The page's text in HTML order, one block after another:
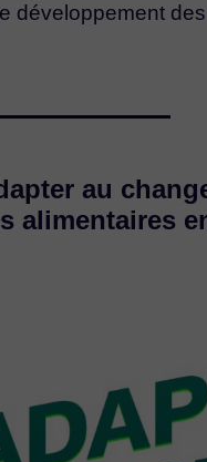
développement
au
alimentaires